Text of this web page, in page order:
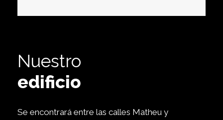
Nuestro
edificio
Se encontrará entre las calles Matheu y